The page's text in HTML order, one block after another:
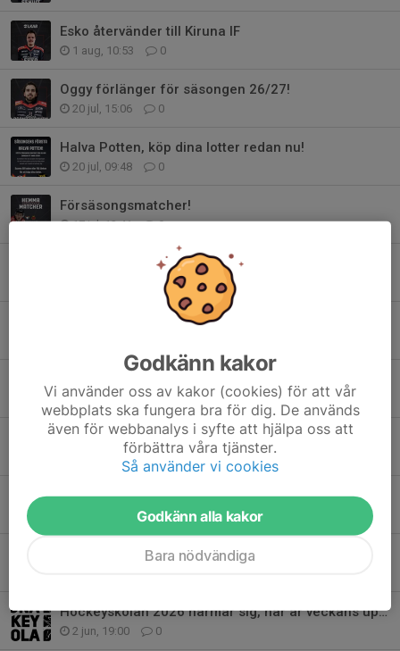
Esko återvänder till Kiruna IF
1 aug, 10:53 0
Oggy förlänger för säsongen 26/27!
20 jul, 15:06 0
Halva Potten, köp dina lotter redan nu!
20 jul, 09:48 0
Försäsongsmatcher!
17 jul, 12:41 0
Stötta Kiruna IF via Gräsroten
Sommartider kansliet
13 jun, 15:04 0
Mer information om Kiruna Hockeyskola
12 jun, 13:33 0
Valberedningens förslag till styrelse för Kiruna IF
0
Vilmer Hagström förlänger!
Hockeyskolan 2026 närmar sig, här är veckans upplägg
2 jun, 19:00 0
Godkänn kakor
Vi använder oss av kakor (cookies) för att vår
webbplats ska fungera bra för dig. De används
även för webbanalys i syfte att hjälpa oss att
förbättra våra tjänster.
Så använder vi cookies
Godkänn alla kakor
Bara nödvändiga